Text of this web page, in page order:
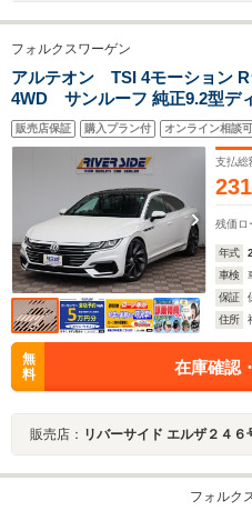
フォルクスワーゲン
アルテオン TSI 4モーション R
4WD サンルーフ 純正9.2型デ
ープレイ ディナウディオ 全方
シート LEDライト 20AW スマ
パワーシート アダプティブク
販売店保証 購入プラン付 オンライン相談可
支払総
残価ロ
年式
車検
保証
住所
無
料
在庫確認
販売店： リバーサイド エルザ２４６
フォルク